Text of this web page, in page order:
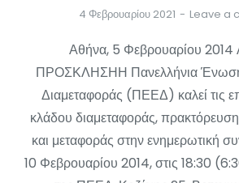
4 Φεβρουαρίου 2021 Leave a
Αθήνα, 5 Φεβρουαρίου
ΠΡΟΣΚΛΗΣΗΗ Πανελλήνια
Διαμεταφοράς (ΠΕΕΔ) καλεί τις
κλάδου διαμεταφοράς,
και μεταφοράς στην ενημερωτική
10 Φεβρουαρίου 2014, στις 18:30